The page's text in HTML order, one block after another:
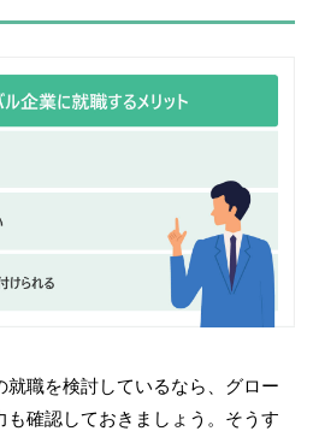
就職を検討しているなら、グロー
確認しておきましょう。そうす